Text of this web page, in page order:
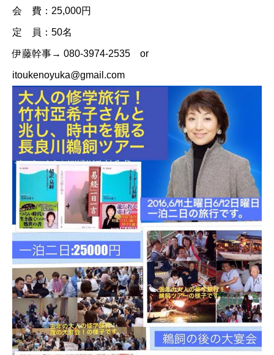
会 費：25,000円
定 員：50名
伊藤幹事→ 080-3974-2535 or
itoukenoyuka@gmail.com